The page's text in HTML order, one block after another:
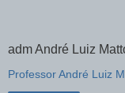
adm André Luiz
Professor André Luiz